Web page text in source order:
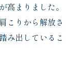
高まりました。
こりから解放さ
み出しているこ